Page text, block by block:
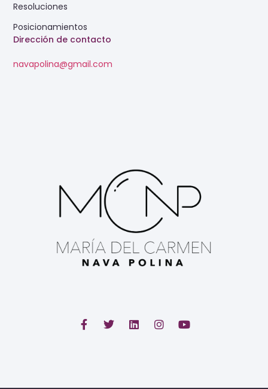
Dirección de contacto
navapolina@gmail.com
Resoluciones
Posicionamientos